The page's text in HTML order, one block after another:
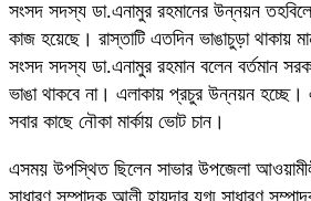
সংসদ সদস্য ডা.এনামুর রহমানের উন্নয়ন
কাজ হয়েছে। রাস্তাটি এতদিন ভাঙাচুড়া থাকায়
সংসদ সদস্য ডা.এনামুর রহমান বলেন বর্তমান
ভাঙা থাকবে না। এলাকায় প্রচুর উন্নয়ন হচ্ছে।
সবার কাছে নৌকা মার্কায় ভোট চান।
এসময় উপস্থিত ছিলেন সাভার উপজেলা
সাধারণ সম্পাদক আলী হায়দার যুগ্ম সাধারণ